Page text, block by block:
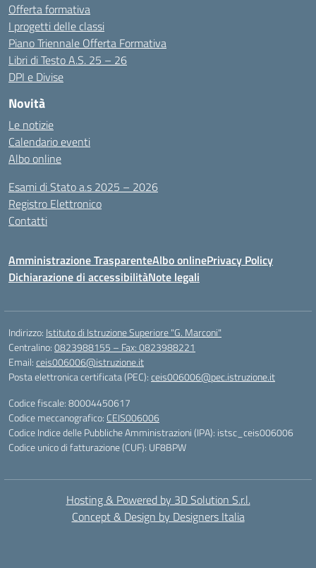
Offerta formativa
I progetti delle classi
Piano Triennale Offerta Formativa
Libri di Testo A.S. 25 – 26
DPI e Divise
Novità
Le notizie
Calendario eventi
Albo online
Esami di Stato a.s 2025 – 2026
Registro Elettronico
Contatti
Amministrazione TrasparenteAlbo onlinePrivacy Policy
Dichiarazione di accessibilitàNote legali
Indirizzo: Istituto di Istruzione Superiore "G. Marconi"
Centralino:0823988155 – Fax: 0823988221
Email:ceis006006@istruzione.it
Posta elettronica certificata (PEC):ceis006006@pec.istruzione.it
Codice fiscale: 80004450617
Codice meccanografico: CEIS006006
Codice Indice delle Pubbliche Amministrazioni (IPA): istsc_ceis006006
Codice unico di fatturazione (CUF): UF8BPW
Hosting & Powered by 3D Solution S.r.l.
Concept & Design by Designers Italia